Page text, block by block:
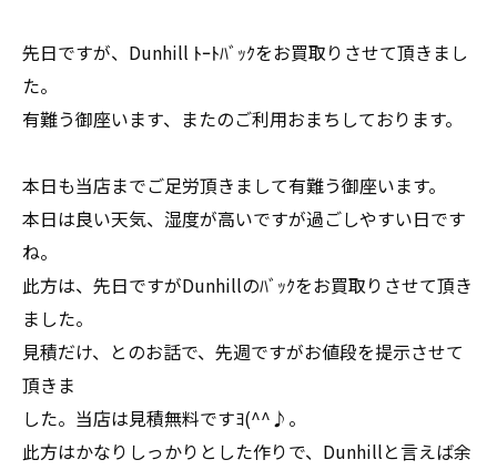
先日ですが、Dunhill ﾄｰﾄﾊﾞｯｸをお買取りさせて頂きまし
た。
有難う御座います、またのご利用おまちしております。
本日も当店までご足労頂きまして有難う御座います。
本日は良い天気、湿度が高いですが過ごしやすい日です
ね。
此方は、先日ですがDunhillのﾊﾞｯｸをお買取りさせて頂き
ました。
見積だけ、とのお話で、先週ですがお値段を提示させて
頂きま
した。当店は見積無料ですﾖ(^^♪。
此方はかなりしっかりとした作りで、Dunhillと言えば余